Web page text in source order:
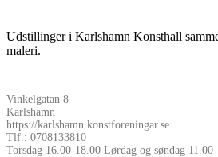
Udstillinger i Karlshamn Konsthall
maleri.
Vinkelgatan 8
Karlshamn
https://karlshamn.konstforeningar.se
Tlf.: 0708133810
Torsdag 16.00-18.00 Lørdag og søndag